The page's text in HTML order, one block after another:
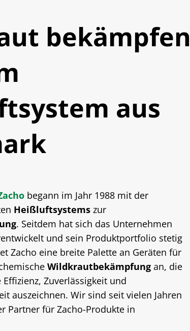
bekämpfen
aus
begann im Jahr 1988 mit der
Heißluftsystems zur
. Seitdem hat sich das Unternehmen
und sein Produktportfolio stetig
Zacho eine breite Palette an Geräten für
Wildkrautbekämpfung an, die
Zuverlässigkeit und
auszeichnen. Wir sind seit vielen Jahren
Partner für Zacho-Produkte in